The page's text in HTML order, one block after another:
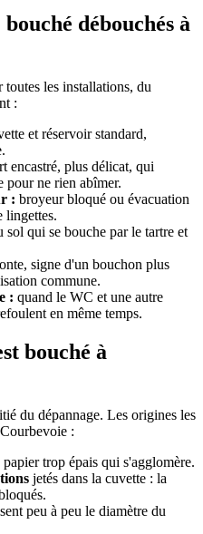
débouchés à
les installations, du
:
et réservoir standard,
encastré, plus délicat, qui
pour ne rien abîmer.
: broyeur bloqué ou évacuation
lingettes.
sol qui se bouche par le tartre et
signe d'un bouchon plus
commune.
: quand le WC et une autre
en même temps.
bouché à
du dépannage. Les origines les
:
papier trop épais qui s'agglomère.
jetés dans la cuvette : la
peu à peu le diamètre du